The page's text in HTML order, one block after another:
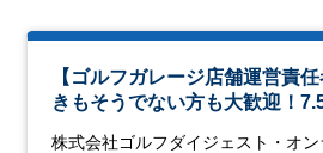
【ゴルフガレージ店舗運営責
きもそうでない方も大歓迎！
株式会社ゴルフダイジェスト・オン